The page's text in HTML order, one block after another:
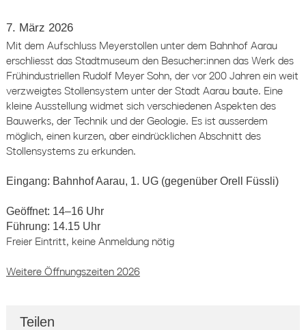
7. März 2026
Mit dem Aufschluss Meyerstollen unter dem Bahnhof Aarau
erschliesst das Stadtmuseum den Besucher:innen das Werk des
Frühindustriellen Rudolf Meyer Sohn, der vor 200 Jahren ein weit
verzweigtes Stollensystem unter der Stadt Aarau baute. Eine
kleine Ausstellung widmet sich verschiedenen Aspekten des
Bauwerks, der Technik und der Geologie. Es ist ausserdem
möglich, einen kurzen, aber eindrücklichen Abschnitt des
Stollensystems zu erkunden.
Eingang: Bahnhof Aarau, 1. UG (gegenüber Orell Füssli)
Geöffnet: 14–16 Uhr
Führung: 14.15 Uhr
Freier Eintritt, keine Anmeldung nötig
Weitere Öffnungszeiten 2026
Teilen